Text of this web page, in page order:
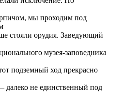
мы проходим под
стояли орудия. Заведующий
музея-заповедника
подземный ход прекрасно
далеко не единственный под